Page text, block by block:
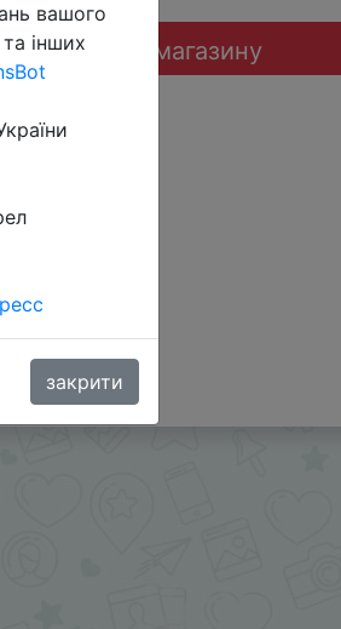
Перейти до магазину
вашого
інших
закрити